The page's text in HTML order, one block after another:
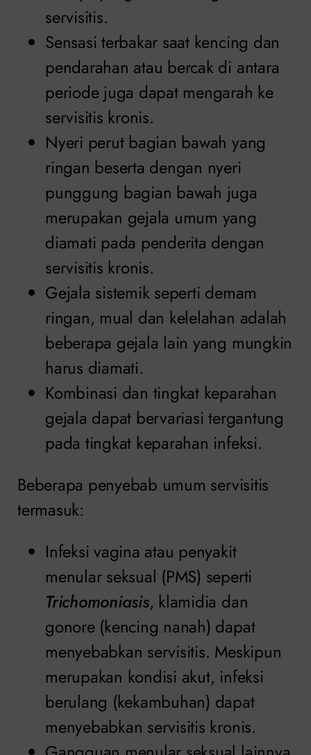
servisitis.
Sensasi terbakar saat kencing dan
pendarahan atau bercak di antara
periode juga dapat mengarah ke
servisitis kronis.
Nyeri perut bagian bawah yang
ringan beserta dengan nyeri
punggung bagian bawah juga
merupakan gejala umum yang
diamati pada penderita dengan
servisitis kronis.
Gejala sistemik seperti demam
ringan, mual dan kelelahan adalah
beberapa gejala lain yang mungkin
harus diamati.
Kombinasi dan tingkat keparahan
gejala dapat bervariasi tergantung
pada tingkat keparahan infeksi.
Beberapa penyebab umum servisitis
termasuk:
Infeksi vagina atau penyakit
menular seksual (PMS) seperti
Trichomoniasis, klamidia dan
gonore (kencing nanah) dapat
menyebabkan servisitis. Meskipun
merupakan kondisi akut, infeksi
berulang (kekambuhan) dapat
menyebabkan servisitis kronis.